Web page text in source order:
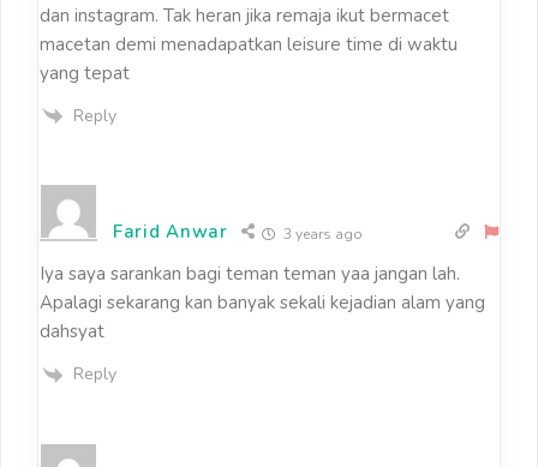
dan instagram. Tak heran jika remaja ikut bermacet
macetan demi menadapatkan leisure time di waktu
yang tepat
Reply
Farid Anwar 3 years ago
Iya saya sarankan bagi teman teman yaa jangan lah.
Apalagi sekarang kan banyak sekali kejadian alam yang
dahsyat
Reply